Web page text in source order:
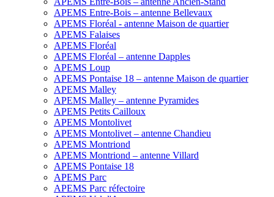
APEMS Entre-Bois – antenne Bellevaux
APEMS Floréal - antenne Maison de quartier
APEMS Falaises
APEMS Floréal
APEMS Floréal – antenne Dapples
APEMS Loup
APEMS Pontaise 18 – antenne Maison de quartier
APEMS Malley
APEMS Malley – antenne Pyramides
APEMS Petits Cailloux
APEMS Montolivet
APEMS Montolivet – antenne Chandieu
APEMS Montriond
APEMS Montriond – antenne Villard
APEMS Pontaise 18
APEMS Parc
APEMS Parc réfectoire